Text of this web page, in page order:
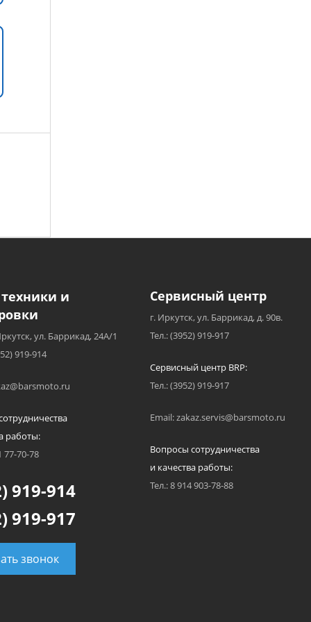
и
ул. Баррикад, 24А/1
919-914
работы:
77-70-78
919-914
919-917
звонок
Сервисный центр
г. Иркутск, ул. Баррикад, д. 90в.
Тел.: (3952) 919-917
Сервисный центр BRP:
Тел.: (3952) 919-917
Email: zakaz.servis@barsmoto.ru
Вопросы сотрудничества
и качества работы:
Тел.: 8 914 903-78-88